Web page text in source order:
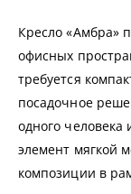
Кресло «Амбра»
офисных
требуется
посадочное
одного человека
элемент мягкой
композиции в